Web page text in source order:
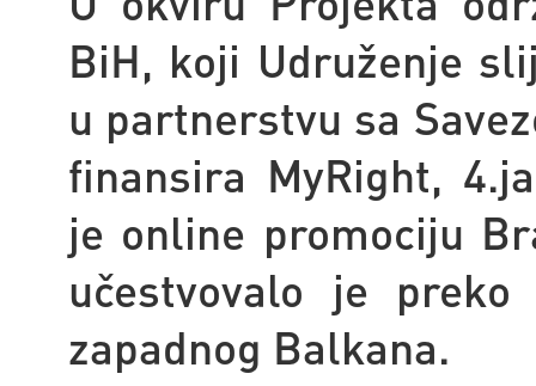
BiH, koji Udruženje
u partnerstvu sa
finansira MyRight,
je online promociju
učestvovalo je
zapadnog Balkana.